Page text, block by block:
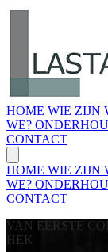
HOME WIE ZIJN
WE?
CONTACT
HOME WIE ZIJN
WE?
CONTACT
VAN EERSTE
HEK